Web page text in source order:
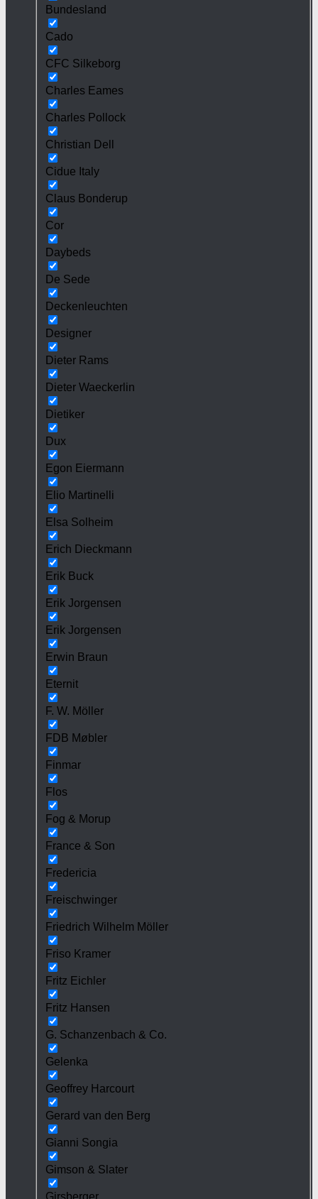
Bundesland
Cado
CFC Silkeborg
Charles Eames
Charles Pollock
Christian Dell
Cidue Italy
Claus Bonderup
Cor
Daybeds
De Sede
Deckenleuchten
Designer
Dieter Rams
Dieter Waeckerlin
Dietiker
Dux
Egon Eiermann
Elio Martinelli
Elsa Solheim
Erich Dieckmann
Erik Buck
Erik Jorgensen
Erik Jorgensen
Erwin Braun
Eternit
F. W. Möller
FDB Møbler
Finmar
Flos
Fog & Morup
France & Son
Fredericia
Freischwinger
Friedrich Wilhelm Möller
Friso Kramer
Fritz Eichler
Fritz Hansen
G. Schanzenbach & Co.
Gelenka
Geoffrey Harcourt
Gerard van den Berg
Gianni Songia
Gimson & Slater
Girsberger